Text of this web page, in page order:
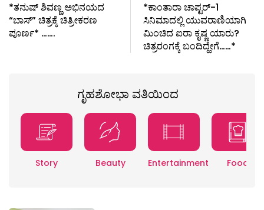
*ತನುಷ್ ಶಿವಣ್ಣ ಅಭಿನಯದ
“ಬಾಸ್” ಚಿತ್ರಕ್ಕೆ ಚಿತ್ರೀಕರಣ
ಪೂರ್ಣ* …….
*ಕಾಂತಾರಾ ಚಾಪ್ಟರ್-1
ಸಿನಿಮಾದಲ್ಲಿ ಯುವರಾಣಿಯಾಗಿ
ಮಿಂಚಿದ ಐರಾ ಕೃಷ್ಣ ಯಾರು?
ಚಿತ್ರರಂಗಕ್ಕೆ ಬಂದಿದ್ಹೇಗೆ……*
ಗೃಹಶೋಭಾ ವತಿಯಿಂದ
Story Beauty Entertainment Food